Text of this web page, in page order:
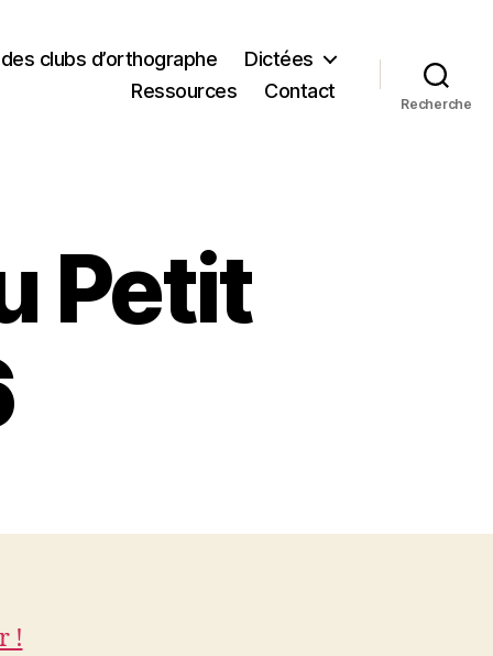
clubs d’orthographe
Dictées
Ressources
Contact
Recherche
Petit
!